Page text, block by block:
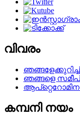
വിവരം
ഞങ്ങളേക്കുറിച്ച്
ഞങ്ങളെ
കമ്പനി നയം